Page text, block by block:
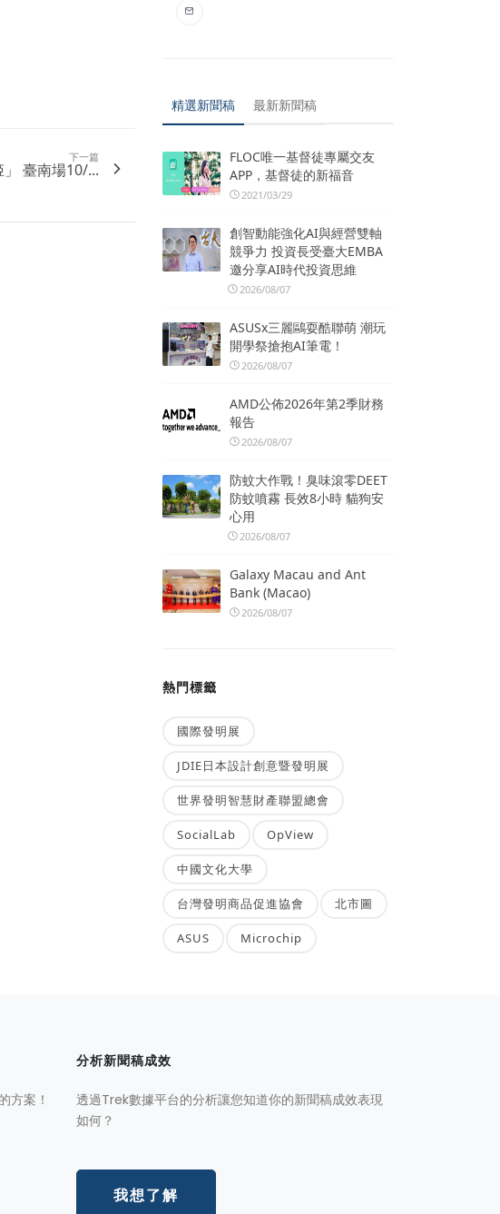
下一篇
臺南場10/...
精選新聞稿 最新新聞稿
FLOC唯一基督徒專屬交友
APP，基督徒的新福音
2021/03/29
創智動能強化AI與經營雙軸
競爭力 投資長受臺大EMBA
邀分享AI時代投資思維
2026/08/07
ASUSx三麗鷗耍酷聯萌 潮玩
開學祭搶抱AI筆電！
2026/08/07
AMD公佈2026年第2季財務
報告
2026/08/07
防蚊大作戰！臭味滾零DEET
防蚊噴霧 長效8小時 貓狗安
心用
2026/08/07
Galaxy Macau and Ant
Bank (Macao)
2026/08/07
熱門標籤
國際發明展
JDIE日本設計創意暨發明展
世界發明智慧財產聯盟總會
SocialLab OpView
中國文化大學
台灣發明商品促進協會 北市圖
ASUS Microchip
方案！
分析新聞稿成效
透過Trek數據平台的分析讓您知道你的新聞稿成效表現
如何？
我想了解